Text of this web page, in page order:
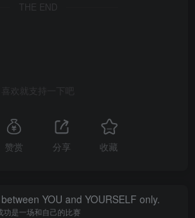
THE END
喜欢就支持一下吧
赞赏 分享 收藏
YOU and YOURSELF only.
功是一场和自己的比赛